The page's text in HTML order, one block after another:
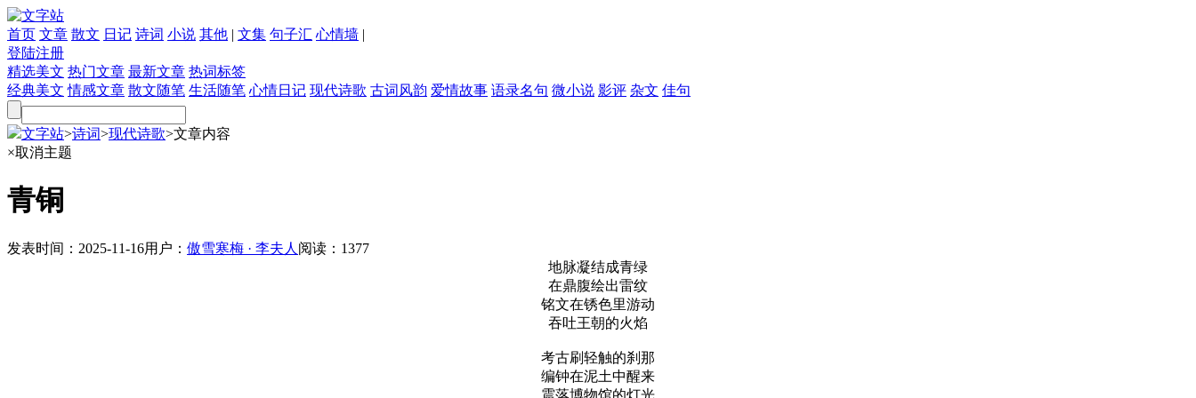
首页 文章 散文 日记 诗词 小说 其他 | 文集 句子汇 心情墙 |
登陆注册
精选美文 热门文章 最新文章 热词标签
经典美文 情感文章 散文随笔 生活随笔 心情日记 现代诗歌 古词风韵 爱情故事 语录名句 微小说 影评 杂文 佳句
文字站>诗词>现代诗歌>文章内容
×取消主题
青铜
发表时间： 2025-11-16用户： 傲雪寒梅 · 李夫人 阅读： 1377
地脉凝结成青绿
在鼎腹绘出雷纹
铭文在锈色里游动
吞吐王朝的火焰
考古刷轻触的刹那
编钟在泥土中醒来
震落博物馆的灯光